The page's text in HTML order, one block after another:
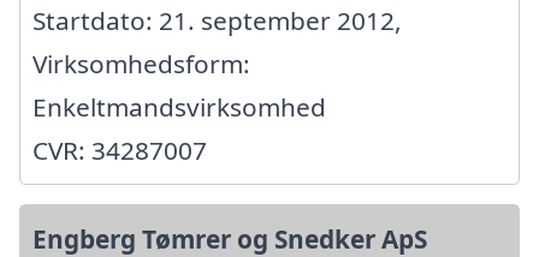
Startdato: 21. september 2012,
Virksomhedsform:
Enkeltmandsvirksomhed
CVR: 34287007
Engberg Tømrer og Snedker ApS